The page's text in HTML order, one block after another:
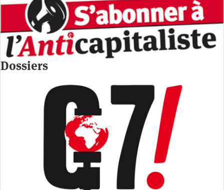
Dossiers